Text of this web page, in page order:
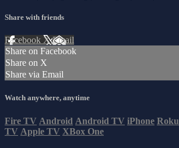
Share with friends
Facebook XEmail
Share on Facebook
Share on X
Share via Email
Watch anywhere, anytime
Fire TV Android Android TV iPhone Roku
TV Apple TV XBox One